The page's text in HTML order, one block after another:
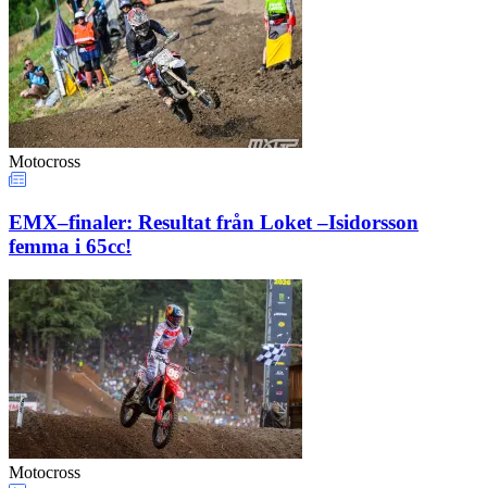
Motocross
EMX–finaler: Resultat från Loket –Isidorsson
femma i 65cc!
Motocross